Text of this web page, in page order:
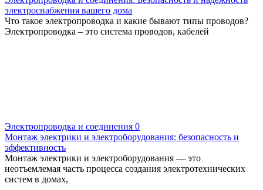
электроснабжения вашего дома
Что такое электропроводка и какие бывают типы проводов?
Электропроводка – это система проводов, кабелей
Электропроводка и соединения 0
Монтаж электрики и электроборудования: безопасность и
эффективность
Монтаж электрики и электроборудования — это
неотъемлемая часть процесса создания электротехнических
систем в домах,